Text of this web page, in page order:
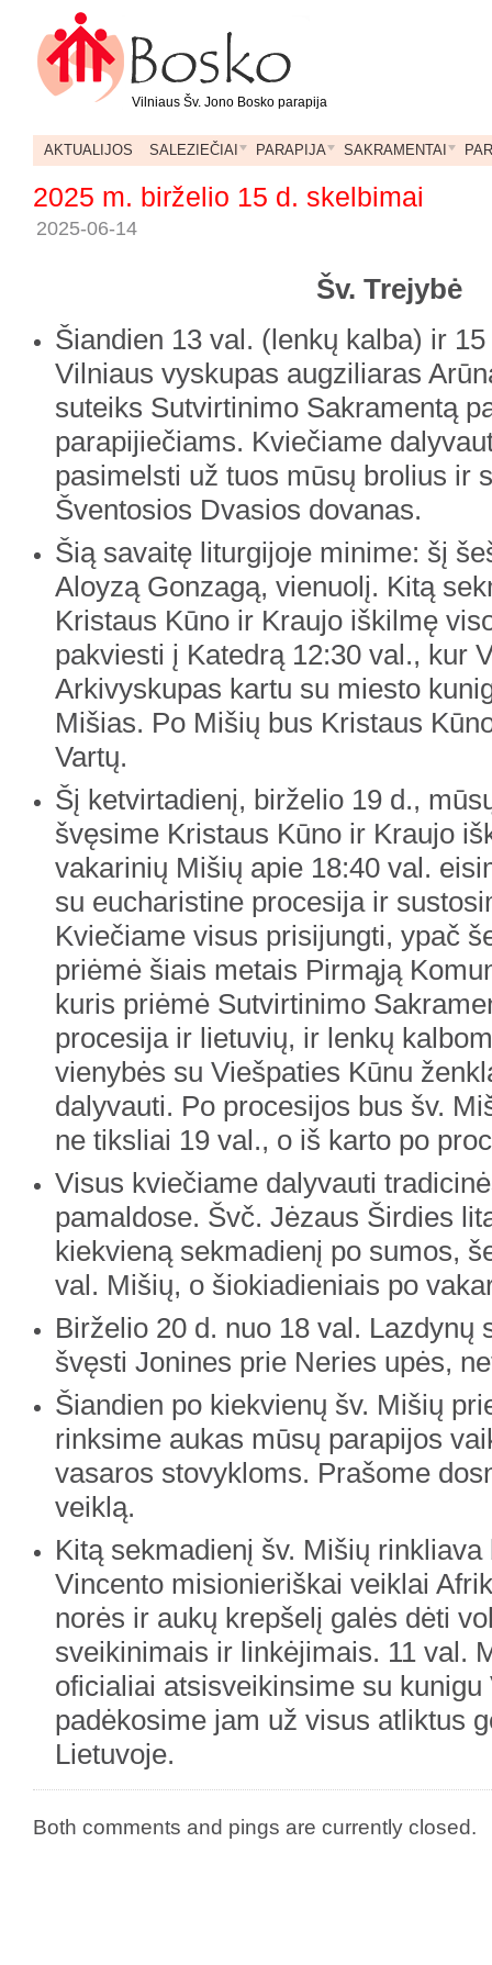
Vilniaus Šv. Jono Bosko parapija
AKTUALIJOS SALEZIEČIAI PARAPIJA SAKRAMENTAI
2025 m. birželio 15 d. skelbimai
2025-06-14
Šv. Trejybė
Šiandien 13 val. (lenkų kalba) ir
Vilniaus vyskupas augziliaras
suteiks Sutvirtinimo Sakramentą
parapijiečiams. Kviečiame
pasimelsti už tuos mūsų brolius ir
Šventosios Dvasios dovanas.
Šią savaitę liturgijoje minime: šį
Aloyzą Gonzagą, vienuolį. Kitą
Kristaus Kūno ir Kraujo iškilmę
pakviesti į Katedrą 12:30 val., kur
Arkivyskupas kartu su miesto
Mišias. Po Mišių bus Kristaus
Vartų.
Šį ketvirtadienį, birželio 19 d.,
švęsime Kristaus Kūno ir Kraujo
vakarinių Mišių apie 18:40 val.
su eucharistine procesija ir
Kviečiame visus prisijungti, ypač
priėmė šiais metais Pirmąją
kuris priėmė Sutvirtinimo
procesija ir lietuvių, ir lenkų
vienybės su Viešpaties Kūnu
dalyvauti. Po procesijos bus šv.
ne tiksliai 19 val., o iš karto po
Visus kviečiame dalyvauti
pamaldose. Švč. Jėzaus Širdies
kiekvieną sekmadienį po sumos,
val. Mišių, o šiokiadieniais po
Birželio 20 d. nuo 18 val. Lazdynų
švęsti Jonines prie Neries upės,
Šiandien po kiekvienų šv. Mišių
rinksime aukas mūsų parapijos
vasaros stovykloms. Prašome
veiklą.
Kitą sekmadienį šv. Mišių
Vincento misionieriškai veiklai
norės ir aukų krepšelį galės dėti
sveikinimais ir linkėjimais. 11 val.
oficialiai atsisveikinsime su kunigu
padėkosime jam už visus atliktus
Lietuvoje.
Both comments and pings are currently closed.